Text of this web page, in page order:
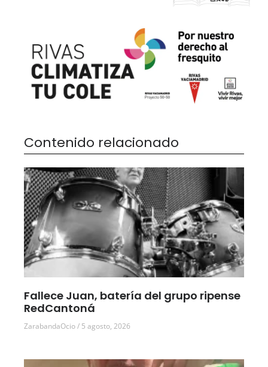
Contenido relacionado
Fallece Juan, batería del grupo ripense
RedCantoná
ZarabandaOcio 5 agosto, 2026